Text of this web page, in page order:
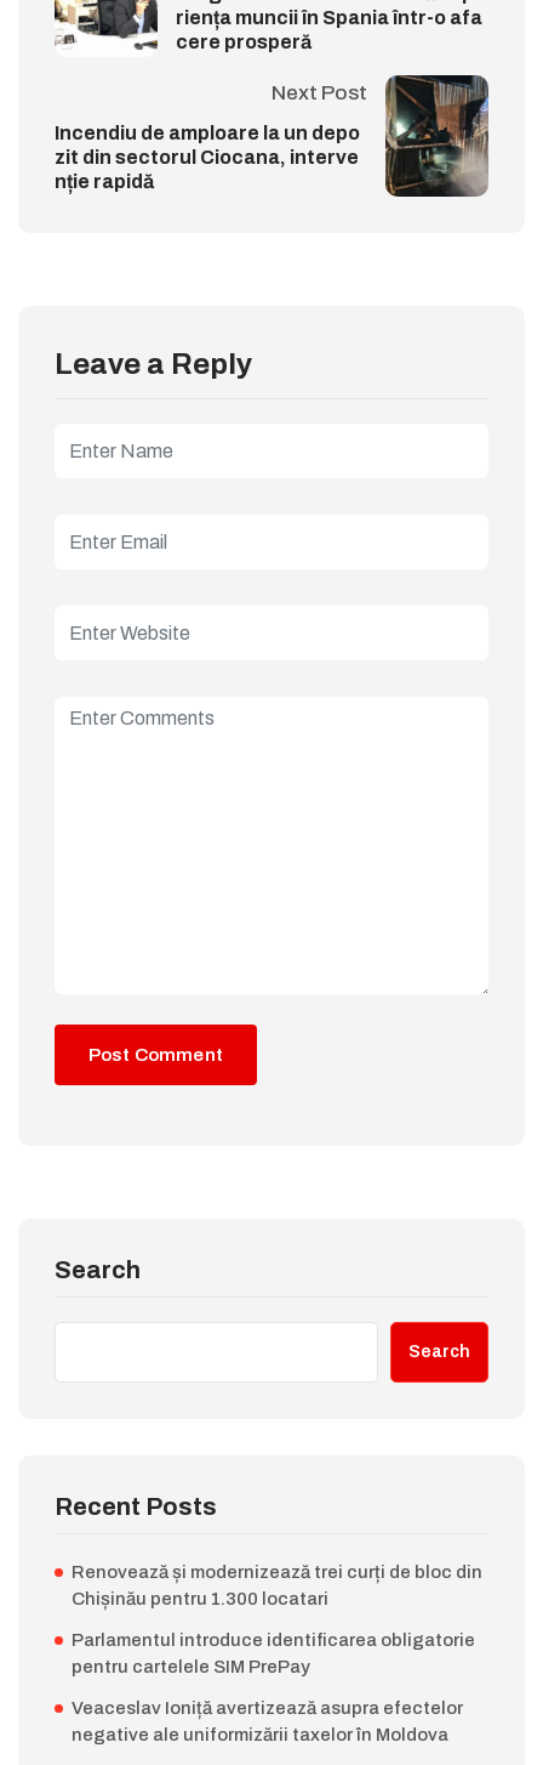
riența muncii în Spania într-o afa
cere prosperă
Next Post
Incendiu de amploare la un depo
zit din sectorul Ciocana, interve
nție rapidă
Leave a Reply
Search
Search
Recent Posts
Renovează și modernizează trei curți de bloc din
Chișinău pentru 1.300 locatari
Parlamentul introduce identificarea obligatorie
pentru cartelele SIM PrePay
Veaceslav Ioniță avertizează asupra efectelor
negative ale uniformizării taxelor în Moldova